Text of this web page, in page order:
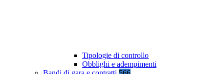
Tipologie di controllo
Obblighi e adempimenti